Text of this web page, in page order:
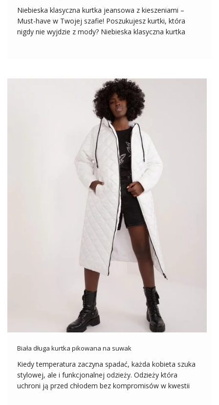
Niebieska klasyczna kurtka jeansowa z kieszeniami –
Must-have w Twojej szafie! Poszukujesz kurtki, która
nigdy nie wyjdzie z mody? Niebieska klasyczna kurtka
Biała długa kurtka pikowana na suwak
Kiedy temperatura zaczyna spadać, każda kobieta szuka
stylowej, ale i funkcjonalnej odzieży. Odzieży która
uchroni ją przed chłodem bez kompromisów w kwestii